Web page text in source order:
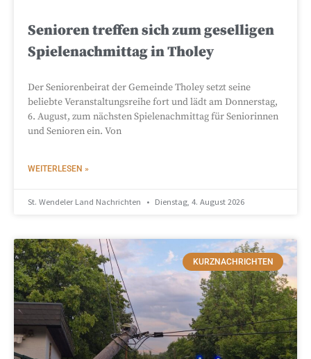
Senioren treffen sich zum geselligen
Spielenachmittag in Tholey
Der Seniorenbeirat der Gemeinde Tholey setzt seine
beliebte Veranstaltungsreihe fort und lädt am Donnerstag,
6. August, zum nächsten Spielenachmittag für Seniorinnen
und Senioren ein. Von
WEITERLESEN »
St. Wendeler Land Nachrichten Dienstag, 4. August 2026
KURZNACHRICHTEN